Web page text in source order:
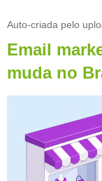
Auto-criada pelo
Email
muda no